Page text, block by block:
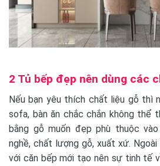
2 Tủ bếp đẹp nên dùng các
Nếu bạn yêu thích chất liệu gỗ thì
sofa, bàn ăn chắc chắn không thể
bằng gỗ muốn đẹp phù thuộc
nghề, chất lượng gỗ, xuất xứ. Ngoài
với căn bếp mới tạo nên sự tinh tế